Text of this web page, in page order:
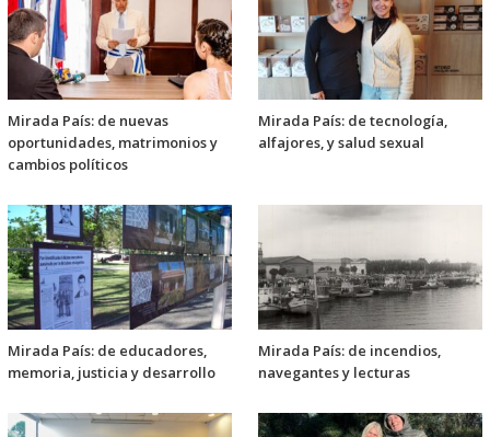
Mirada País: de nuevas
oportunidades, matrimonios y
cambios políticos
Mirada País: de tecnología,
alfajores, y salud sexual
Mirada País: de educadores,
memoria, justicia y desarrollo
Mirada País: de incendios,
navegantes y lecturas